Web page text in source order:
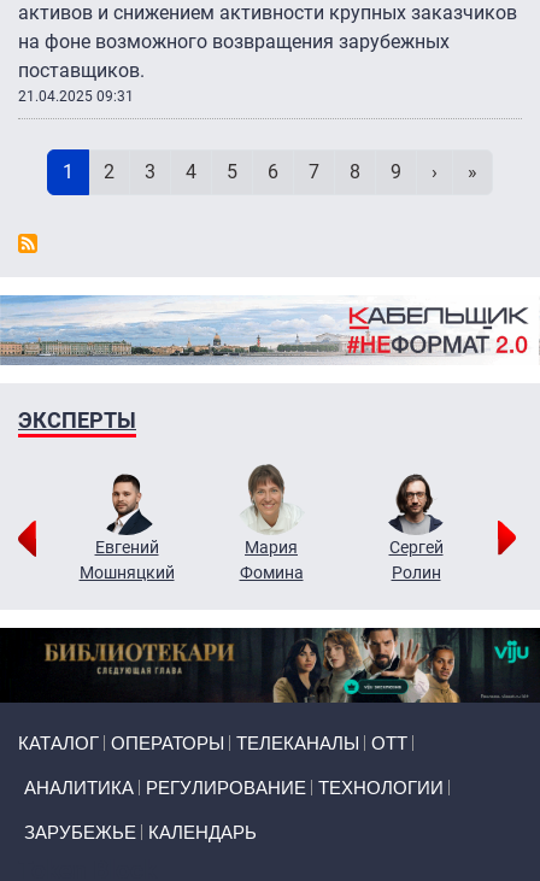
активов и снижением активности крупных заказчиков
на фоне возможного возвращения зарубежных
поставщиков.
21.04.2025 09:31
Текущая страница
1 Page
2 Page
3 Page
4 Page
5 Page
6 Page
7 Page
8 Page
9 Следующая
› »
ЭКСПЕРТЫ
Евгений
Мошняцкий
Мария
Фомина
Сергей
Ролин
КАТАЛОГ ОПЕРАТОРЫ ТЕЛЕКАНАЛЫ ОТТ
АНАЛИТИКА РЕГУЛИРОВАНИЕ ТЕХНОЛОГИИ
ЗАРУБЕЖЬЕ КАЛЕНДАРЬ